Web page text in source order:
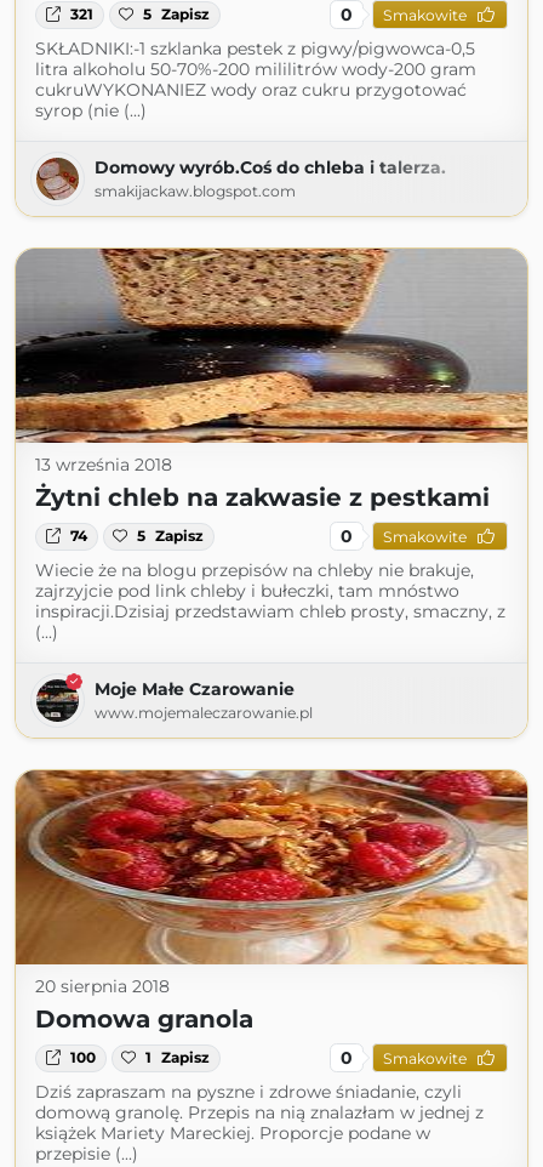
321 5 Zapisz 0 Smakowite
SKŁADNIKI:-1 szklanka pestek z pigwy/pigwowca-0,5
litra alkoholu 50-70%-200 mililitrów wody-200 gram
cukruWYKONANIEZ wody oraz cukru przygotować
syrop (nie (...)
Domowy wyrób.Coś do chleba i talerza.
smakijackaw.blogspot.com
13 września 2018
Żytni chleb na zakwasie z pestkami
74 5 Zapisz 0 Smakowite
Wiecie że na blogu przepisów na chleby nie brakuje,
zajrzyjcie pod link chleby i bułeczki, tam mnóstwo
inspiracji.Dzisiaj przedstawiam chleb prosty, smaczny, z
(...)
Moje Małe Czarowanie
www.mojemaleczarowanie.pl
20 sierpnia 2018
Domowa granola
100 1 Zapisz 0 Smakowite
Dziś zapraszam na pyszne i zdrowe śniadanie, czyli
domową granolę. Przepis na nią znalazłam w jednej z
książek Mariety Mareckiej. Proporcje podane w
przepisie (...)